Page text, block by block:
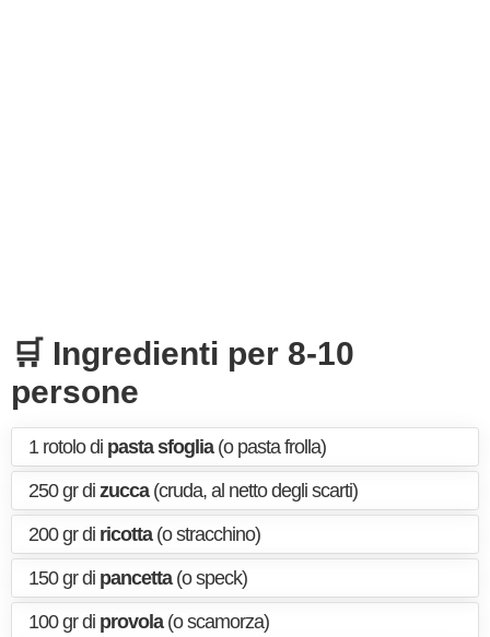
🛒 Ingredienti per 8-10
persone
1 rotolo di pasta sfoglia(o pasta frolla)
250 gr di zucca(cruda, al netto degli scarti)
200 gr di ricotta(o stracchino)
150 gr di pancetta(o speck)
100 gr di provola(o scamorza)